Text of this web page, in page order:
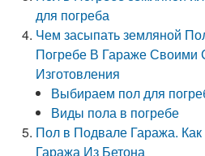
для погреба
Чем засыпать земляной
Погребе В Гараже Своими
Изготовления
Выбираем пол для
Виды пола в погребе
Пол в Подвале Гаража.
Гаража Из Бетона